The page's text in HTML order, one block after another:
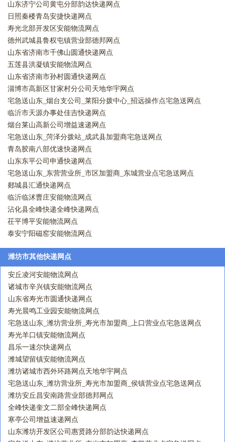
山东济宁公司黄屯分部韵达快递网点
日照秦楼青岛安捷快递网点
寿光北部开发区安能物流网点
德州武城县鲁权屯镇营业部德邦网点
山东省济南市千佛山圆通快递网点
五莲县洪凝镇安能物流网点
山东省济南市孙村圆通快递网点
淄博市高新区甘家村分公司天地华宇网点
宅急送山东_烟台支公司_莱阳分拨中心_招远操作点宅急送网点
临沂市天源办事处佳吉快递网点
烟台莱山高新公司增益速递网点
宅急送山东_菏泽分拨站_成武县加盟商宅急送网点
青岛胶南八部优速快递网点
山东东平公司申通快递网点
宅急送山东_东营营业所_市区加盟商_东城营业点宅急送网点
郯城县汇通快递网点
临沂临沭曹庄安能物流网点
沾化县全峰快递全峰快递网点
茌平博平安能物流网点
泰安宁阳磁窑安能物流网点
潍坊市其他快递网点
安丘凌河安能物流网点
诸城市辛兴镇安能物流网点
山东省寿光市圆通快递网点
寿光晨鸣工业园安能物流网点
宅急送山东_潍坊营业所_寿光市加盟商_上口营业点宅急送网点
寿光羊口镇安能物流网点
昌乐一速尔快递网点
潍城望留镇安能物流网点
潍坊诸城市西外环路网点天地华宇网点
宅急送山东_潍坊营业所_寿光市加盟商_侯镇营业点宅急送网点
潍坊安丘昌安南路营业部德邦网点
全峰快递奎文二部全峰快递网点
寒亭公司增益速递网点
山东潍坊开发区公司惠贤路分部韵达快递网点